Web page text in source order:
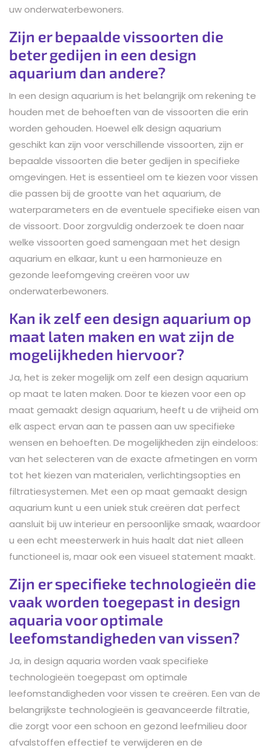
uw onderwaterbewoners.
Zijn er bepaalde vissoorten die
beter gedijen in een design
aquarium dan andere?
In een design aquarium is het belangrijk om rekening te
houden met de behoeften van de vissoorten die erin
worden gehouden. Hoewel elk design aquarium
geschikt kan zijn voor verschillende vissoorten, zijn er
bepaalde vissoorten die beter gedijen in specifieke
omgevingen. Het is essentieel om te kiezen voor vissen
die passen bij de grootte van het aquarium, de
waterparameters en de eventuele specifieke eisen van
de vissoort. Door zorgvuldig onderzoek te doen naar
welke vissoorten goed samengaan met het design
aquarium en elkaar, kunt u een harmonieuze en
gezonde leefomgeving creëren voor uw
onderwaterbewoners.
Kan ik zelf een design aquarium op
maat laten maken en wat zijn de
mogelijkheden hiervoor?
Ja, het is zeker mogelijk om zelf een design aquarium
op maat te laten maken. Door te kiezen voor een op
maat gemaakt design aquarium, heeft u de vrijheid om
elk aspect ervan aan te passen aan uw specifieke
wensen en behoeften. De mogelijkheden zijn eindeloos:
van het selecteren van de exacte afmetingen en vorm
tot het kiezen van materialen, verlichtingsopties en
filtratiesystemen. Met een op maat gemaakt design
aquarium kunt u een uniek stuk creëren dat perfect
aansluit bij uw interieur en persoonlijke smaak, waardoor
u een echt meesterwerk in huis haalt dat niet alleen
functioneel is, maar ook een visueel statement maakt.
Zijn er specifieke technologieën die
vaak worden toegepast in design
aquaria voor optimale
leefomstandigheden van vissen?
Ja, in design aquaria worden vaak specifieke
technologieën toegepast om optimale
leefomstandigheden voor vissen te creëren. Een van de
belangrijkste technologieën is geavanceerde filtratie,
die zorgt voor een schoon en gezond leefmilieu door
afvalstoffen effectief te verwijderen en de